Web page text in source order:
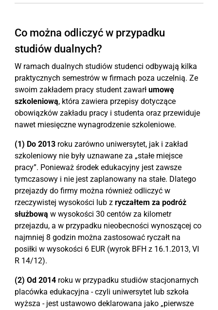
Co można odliczyć w przypadku
studiów dualnych?
W ramach dualnych studiów studenci odbywają kilka
praktycznych semestrów w firmach poza uczelnią. Ze
swoim zakładem pracy student zawarł umowę
szkoleniową, która zawiera przepisy dotyczące
obowiązków zakładu pracy i studenta oraz przewiduje
nawet miesięczne wynagrodzenie szkoleniowe.
(1) Do 2013 roku zarówno uniwersytet, jak i zakład
szkoleniowy nie były uznawane za „stałe miejsce
pracy”. Ponieważ środek edukacyjny jest zawsze
tymczasowy i nie jest zaplanowany na stałe. Dlatego
przejazdy do firmy można również odliczyć w
rzeczywistej wysokości lub z ryczałtem za podróż
służbową w wysokości 30 centów za kilometr
przejazdu, a w przypadku nieobecności wynoszącej co
najmniej 8 godzin można zastosować ryczałt na
posiłki w wysokości 6 EUR (wyrok BFH z 16.1.2013, VI
R 14/12).
(2) Od 2014 roku w przypadku studiów stacjonarnych
placówka edukacyjna - czyli uniwersytet lub szkoła
wyższa - jest ustawowo deklarowana jako „pierwsze